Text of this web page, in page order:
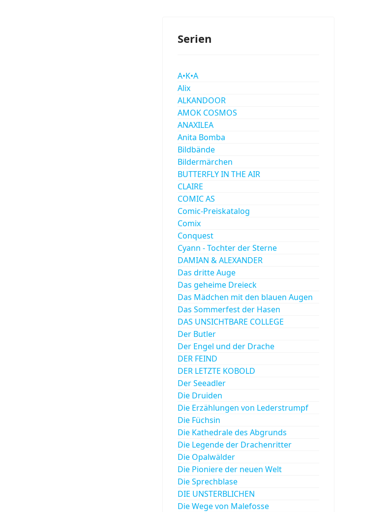
Serien
A•K•A
Alix
ALKANDOOR
AMOK COSMOS
ANAXILEA
Anita Bomba
Bildbände
Bildermärchen
BUTTERFLY IN THE AIR
CLAIRE
COMIC AS
Comic-Preiskatalog
Comix
Conquest
Cyann - Tochter der Sterne
DAMIAN & ALEXANDER
Das dritte Auge
Das geheime Dreieck
Das Mädchen mit den blauen Augen
Das Sommerfest der Hasen
DAS UNSICHTBARE COLLEGE
Der Butler
Der Engel und der Drache
DER FEIND
DER LETZTE KOBOLD
Der Seeadler
Die Druiden
Die Erzählungen von Lederstrumpf
Die Füchsin
Die Kathedrale des Abgrunds
Die Legende der Drachenritter
Die Opalwälder
Die Pioniere der neuen Welt
Die Sprechblase
DIE UNSTERBLICHEN
Die Wege von Malefosse